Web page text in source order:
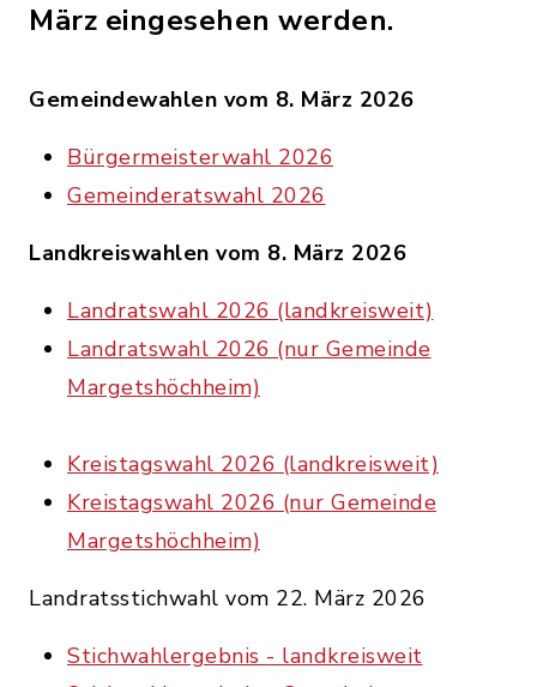
März eingesehen werden.
Gemeindewahlen vom 8. März 2026
Bürgermeisterwahl 2026
Gemeinderatswahl 2026
Landkreiswahlen vom 8. März 2026
Landratswahl 2026 (landkreisweit)
Landratswahl 2026 (nur Gemeinde
Margetshöchheim)
Kreistagswahl 2026 (landkreisweit)
Kreistagswahl 2026 (nur Gemeinde
Margetshöchheim)
Landratsstichwahl vom 22. März 2026
Stichwahlergebnis - landkreisweit